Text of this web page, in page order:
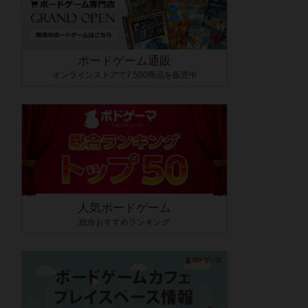
ボードゲーム通販
オンラインストアで7,500商品を販売中
人気ボードゲーム
総合おすすめランキング